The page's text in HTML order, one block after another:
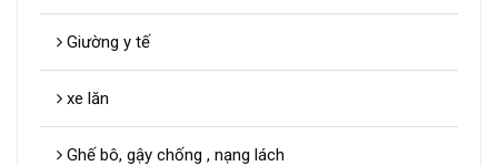
Giường y tế
xe lăn
Ghế bô, gậy chống , nạng lách